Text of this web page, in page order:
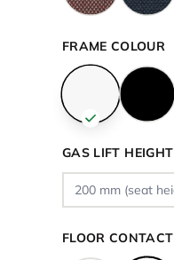
FRAME COLOUR
GAS LIFT HEIGHT
FLOOR CONTACT